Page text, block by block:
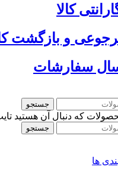
کالا
و بازگشت
سفارشات
جستجو
که دنبال آن هستید
جستجو
ها